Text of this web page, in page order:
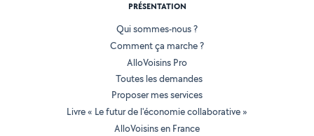
PRÉSENTATION
Qui sommes-nous ?
Comment ça marche ?
AlloVoisins Pro
Toutes les demandes
Proposer mes services
Livre « Le futur de l'économie collaborative »
AlloVoisins en France